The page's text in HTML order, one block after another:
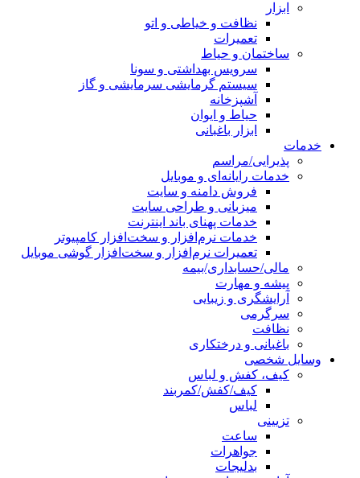
ابزار
نظافت و خیاطی و اتو
تعمیرات
ساختمان و حیاط
سرویس بهداشتی و سونا
سیستم گرمایشی سرمایشی و گاز
آشپزخانه
حیاط و ایوان
ابزار باغبانی
خدمات
پذیرایی/مراسم
خدمات رایانه‌ای و موبایل
فروش دامنه و سایت
میزبانی و طراحی سایت
خدمات پهنای باند اینترنت
خدمات نرم‌افزار و سخت‌افزار کامپیوتر
تعمیرات نرم‌افزار و سخت‌افزار گوشی موبایل
مالی/حسابداری/بیمه
پیشه و مهارت
آرایشگری و زیبایی
سرگرمی
نظافت
باغبانی و درختکاری
وسایل شخصی
کیف، کفش و لباس
کیف/کفش/کمربند
لباس
تزیینی
ساعت
جواهرات
بدلیجات